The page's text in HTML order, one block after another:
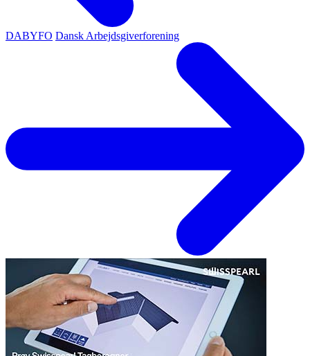
DABYFO Dansk Arbejdsgiverforening